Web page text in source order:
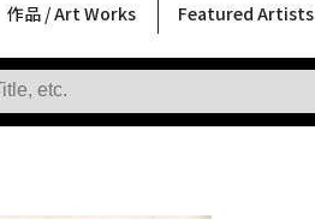
作品 / Art Works
フォトグラフィー
Photography
ポスター
Posters
ストリートアート
Street Art
立体・その他
Sculptures / etc
アートワークス
Art Works
Primary Artworks
KOMIYAMA TOKYO ART LABEL
版画
Prints
Featured Artists
稲嶺啓一(東風終)
村田言恵
丸岡和吾
Rico Casella
キム・ロートン
菅谷晋一
柴田亜美
内藤啓介
CHRIS
三島剛
須藤昌人
大西洋介
春川ナミオ
林月光
秋赤音
佐伯俊男
天野タケル
北島敬三
三島由紀夫
COOKIE
横尾忠則
森山大道
二本木里美
内藤ルネ
大類信